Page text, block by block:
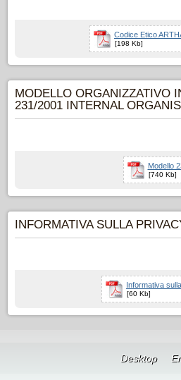
Codice Etico
[198 Kb]
MODELLO ORGANIZZATIVO
231/2001 INTERNAL
Modello
[740 Kb]
INFORMATIVA SULLA
Informativa
[60 Kb]
Desktop